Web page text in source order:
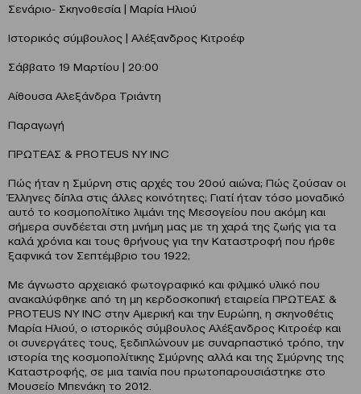
Σενάριο- Σκηνοθεσία | Μαρία Ηλιού
Ιστορικός σύμβουλος | Αλέξανδρος Κιτροέφ
Σάββατο 19 Μαρτίου | 20:00
Αίθουσα Αλεξάνδρα Τριάντη
Παραγωγή
ΠΡΩΤΕΑΣ & PROTEUS NY ΙΝC
Πώς ήταν η Σμύρνη στις αρχές του 20ού αιώνα; Πώς ζούσαν οι
Έλληνες δίπλα στις άλλες κοινότητες; Γιατί ήταν τόσο μοναδικό
αυτό το κοσμοπολίτικο λιμάνι της Μεσογείου που ακόμη και
σήμερα συνδέεται στη μνήμη μας με τη χαρά της ζωής για τα
καλά χρόνια και τους θρήνους για την Καταστροφή που ήρθε
ξαφνικά τον Σεπτέμβριο του 1922;
Με άγνωστο αρχειακό φωτογραφικό και φιλμικό υλικό που
ανακαλύφθηκε από τη μη κερδοσκοπική εταιρεία ΠΡΩΤΕΑΣ &
PROTEUS NY INC στην Αμερική και την Ευρώπη, η σκηνοθέτις
Μαρία Ηλιού, ο ιστορικός σύμβουλος Αλέξανδρος Κιτροέφ και
οι συνεργάτες τους, ξεδιπλώνουν με συναρπαστικό τρόπο, την
ιστορία της κοσμοπολίτικης Σμύρνης αλλά και της Σμύρνης της
Καταστροφής, σε μια ταινία που πρωτοπαρουσιάστηκε στο
Μουσείο Μπενάκη το 2012.